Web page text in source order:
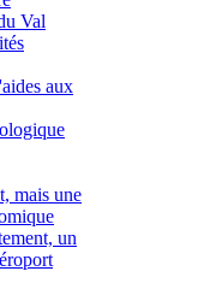
Val
aux
mais une
un